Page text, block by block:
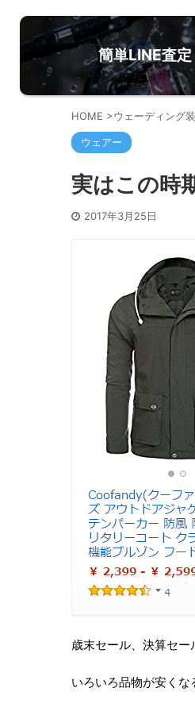
簡単LINE査定
HOME >ウェーディング
ウェアー
実はこの時
2017年3月25日
歳末セール、決算セー
いろいろ品物が安くな